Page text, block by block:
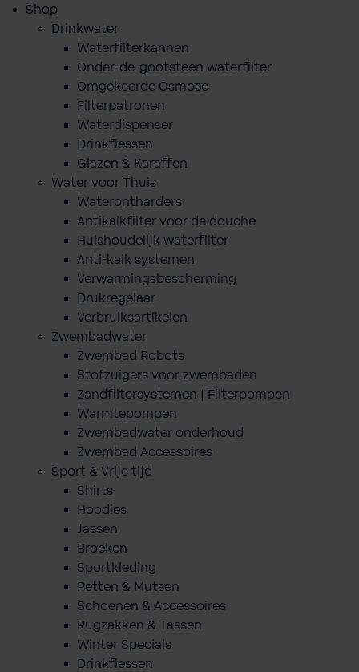
Shop
Drinkwater
Waterfilterkannen
Onder-de-gootsteen waterfilter
Omgekeerde Osmose
Filterpatronen
Waterdispenser
Drinkflessen
Glazen & Karaffen
Water voor Thuis
Waterontharders
Antikalkfilter voor de douche
Huishoudelijk waterfilter
Anti-kalk systemen
Verwarmingsbescherming
Drukregelaar
Verbruiksartikelen
Zwembadwater
Zwembad Robots
Stofzuigers voor zwembaden
Zandfiltersystemen | Filterpompen
Warmtepompen
Zwembadwater onderhoud
Zwembad Accessoires
Sport & Vrije tijd
Shirts
Hoodies
Jassen
Broeken
Sportkleding
Petten & Mutsen
Schoenen & Accessoires
Rugzakken & Tassen
Winter Specials
Drinkflessen